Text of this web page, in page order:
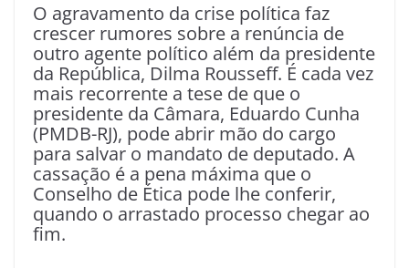
O agravamento da crise política faz
crescer rumores sobre a renúncia de
outro agente político além da presidente
da República, Dilma Rousseff. É cada vez
mais recorrente a tese de que o
presidente da Câmara, Eduardo Cunha
(PMDB-RJ), pode abrir mão do cargo
para salvar o mandato de deputado. A
cassação é a pena máxima que o
Conselho de Ética pode lhe conferir,
quando o arrastado processo chegar ao
fim.